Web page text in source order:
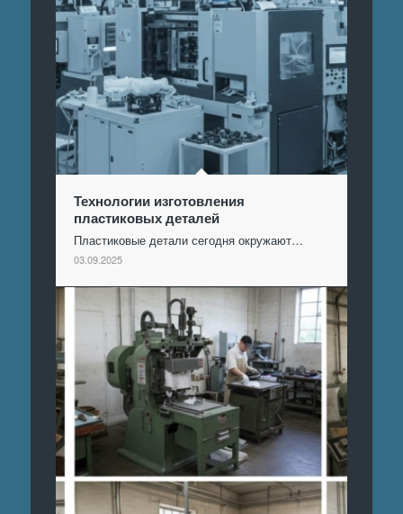
Технологии изготовления
пластиковых деталей
Пластиковые детали сегодня окружают…
03.09.2025